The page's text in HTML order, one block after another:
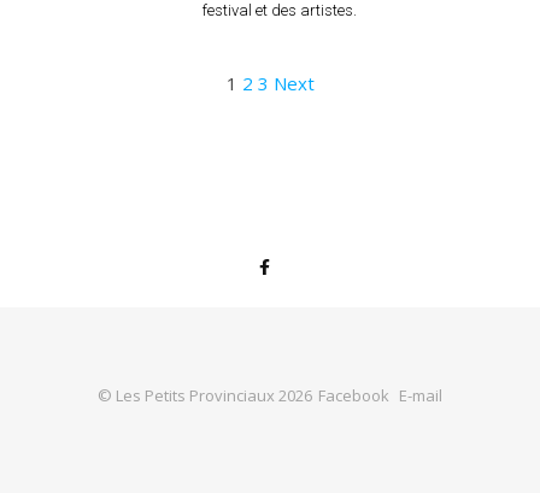
festival et des artistes.
1 2 3 Next
© Les Petits Provinciaux 2026 Facebook E-mail